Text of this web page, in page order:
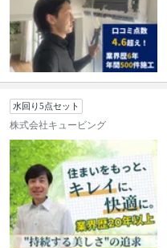
水回り5点セット
株式会社キュービング